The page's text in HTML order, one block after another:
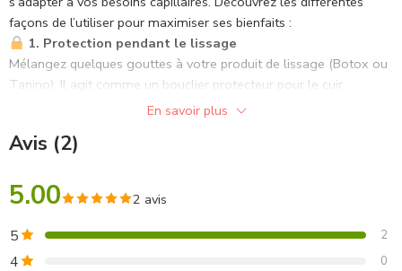
façons de l’utiliser pour maximiser ses bienfaits :
1. Protection pendant le lissage
Mélangez quelques gouttes à votre produit de lissage (Botox ou
Tanino). Il agit comme un bouclier protecteur pour le cuir
chevelu, tout en nourrissant la fibre capillaire en profondeur
2. Stimulation de la repousse
simple stimule la microcirculation du cuir chevelu, favorisant ainsi
la pousse de cheveux plus forts et en meilleure santé.
3. Bain de masque intensif
Incorporez quelques gouttes dans votre masque capillaire
En savoir plus
Avis (2)
5.00 2 avis
5 2
4 0